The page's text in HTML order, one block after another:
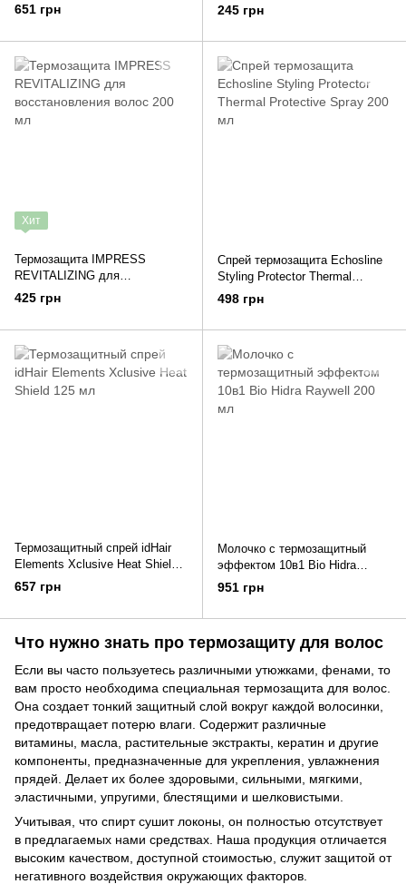
Heat Protection Spray 100 мл
651 грн 245 грн
Хит
Термозащита IMPRESS
REVITALIZING для
восстановления волос 200 мл
425 грн
Спрей термозащита Echosline
Styling Protector Thermal
Protective Spray 200 мл
498 грн
Термозащитный спрей idHair
Elements Xclusive Heat Shield
125 мл
657 грн
Молочко с термозащитный
эффектом 10в1 Bio Hidra
Raywell 200 мл
951 грн
Что нужно знать про термозащиту для волос
Если вы часто пользуетесь различными утюжками, фенами, то
вам просто необходима специальная термозащита для волос.
Она создает тонкий защитный слой вокруг каждой волосинки,
предотвращает потерю влаги. Содержит различные
витамины, масла, растительные экстракты, кератин и другие
компоненты, предназначенные для укрепления, увлажнения
прядей. Делает их более здоровыми, сильными, мягкими,
эластичными, упругими, блестящими и шелковистыми.
Учитывая, что спирт сушит локоны, он полностью отсутствует
в предлагаемых нами средствах. Наша продукция отличается
высоким качеством, доступной стоимостью, служит защитой от
негативного воздействия окружающих факторов.